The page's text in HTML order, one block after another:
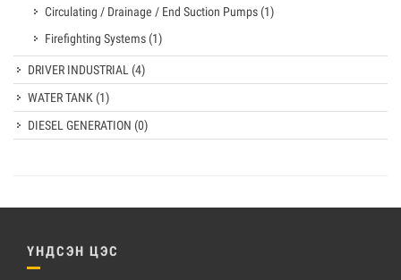
Circulating / Drainage / End Suction Pumps (1)
Firefighting Systems (1)
DRIVER INDUSTRIAL (4)
WATER TANK (1)
DIESEL GENERATION (0)
ҮНДСЭН ЦЭС